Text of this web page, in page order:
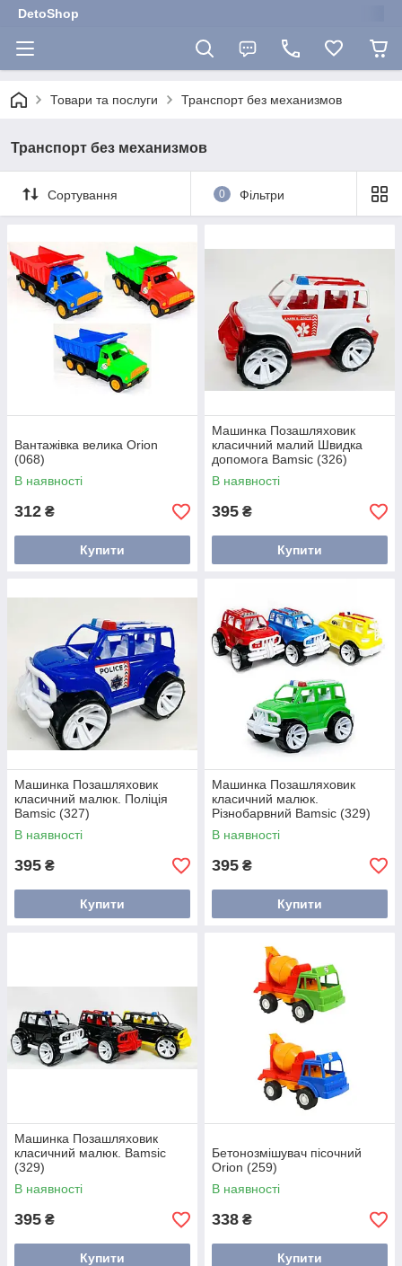
DetoShop
Товари та послуги Транспорт без механизмов
Транспорт без механизмов
Сортування 0 Фільтри
Вантажівка велика Orion
(068)
В наявності
312 ₴
Купити
Машинка Позашляховик
класичний малий Швидка
допомога Bamsic (326)
В наявності
395 ₴
Купити
Машинка Позашляховик
класичний малюк. Поліція
Bamsic (327)
В наявності
395 ₴
Купити
Машинка Позашляховик
класичний малюк.
Різнобарвний Bamsic (329)
В наявності
395 ₴
Купити
Машинка Позашляховик
класичний малюк. Bamsic
(329)
В наявності
395 ₴
Купити
Бетонозмішувач пісочний
Orion (259)
В наявності
338 ₴
Купити